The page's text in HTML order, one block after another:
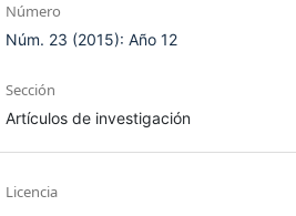
Número
Núm. 23 (2015): Año 12
Sección
Artículos de investigación
Licencia